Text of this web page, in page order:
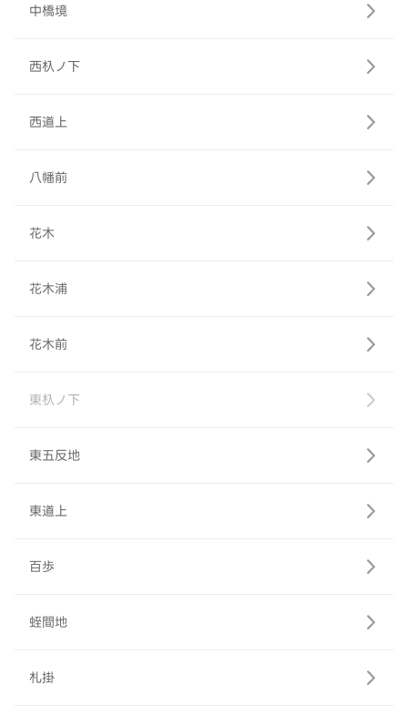
中橋境
西杁ノ下
西道上
八幡前
花木
花木浦
花木前
東杁ノ下
東五反地
東道上
百歩
蛭間地
札掛